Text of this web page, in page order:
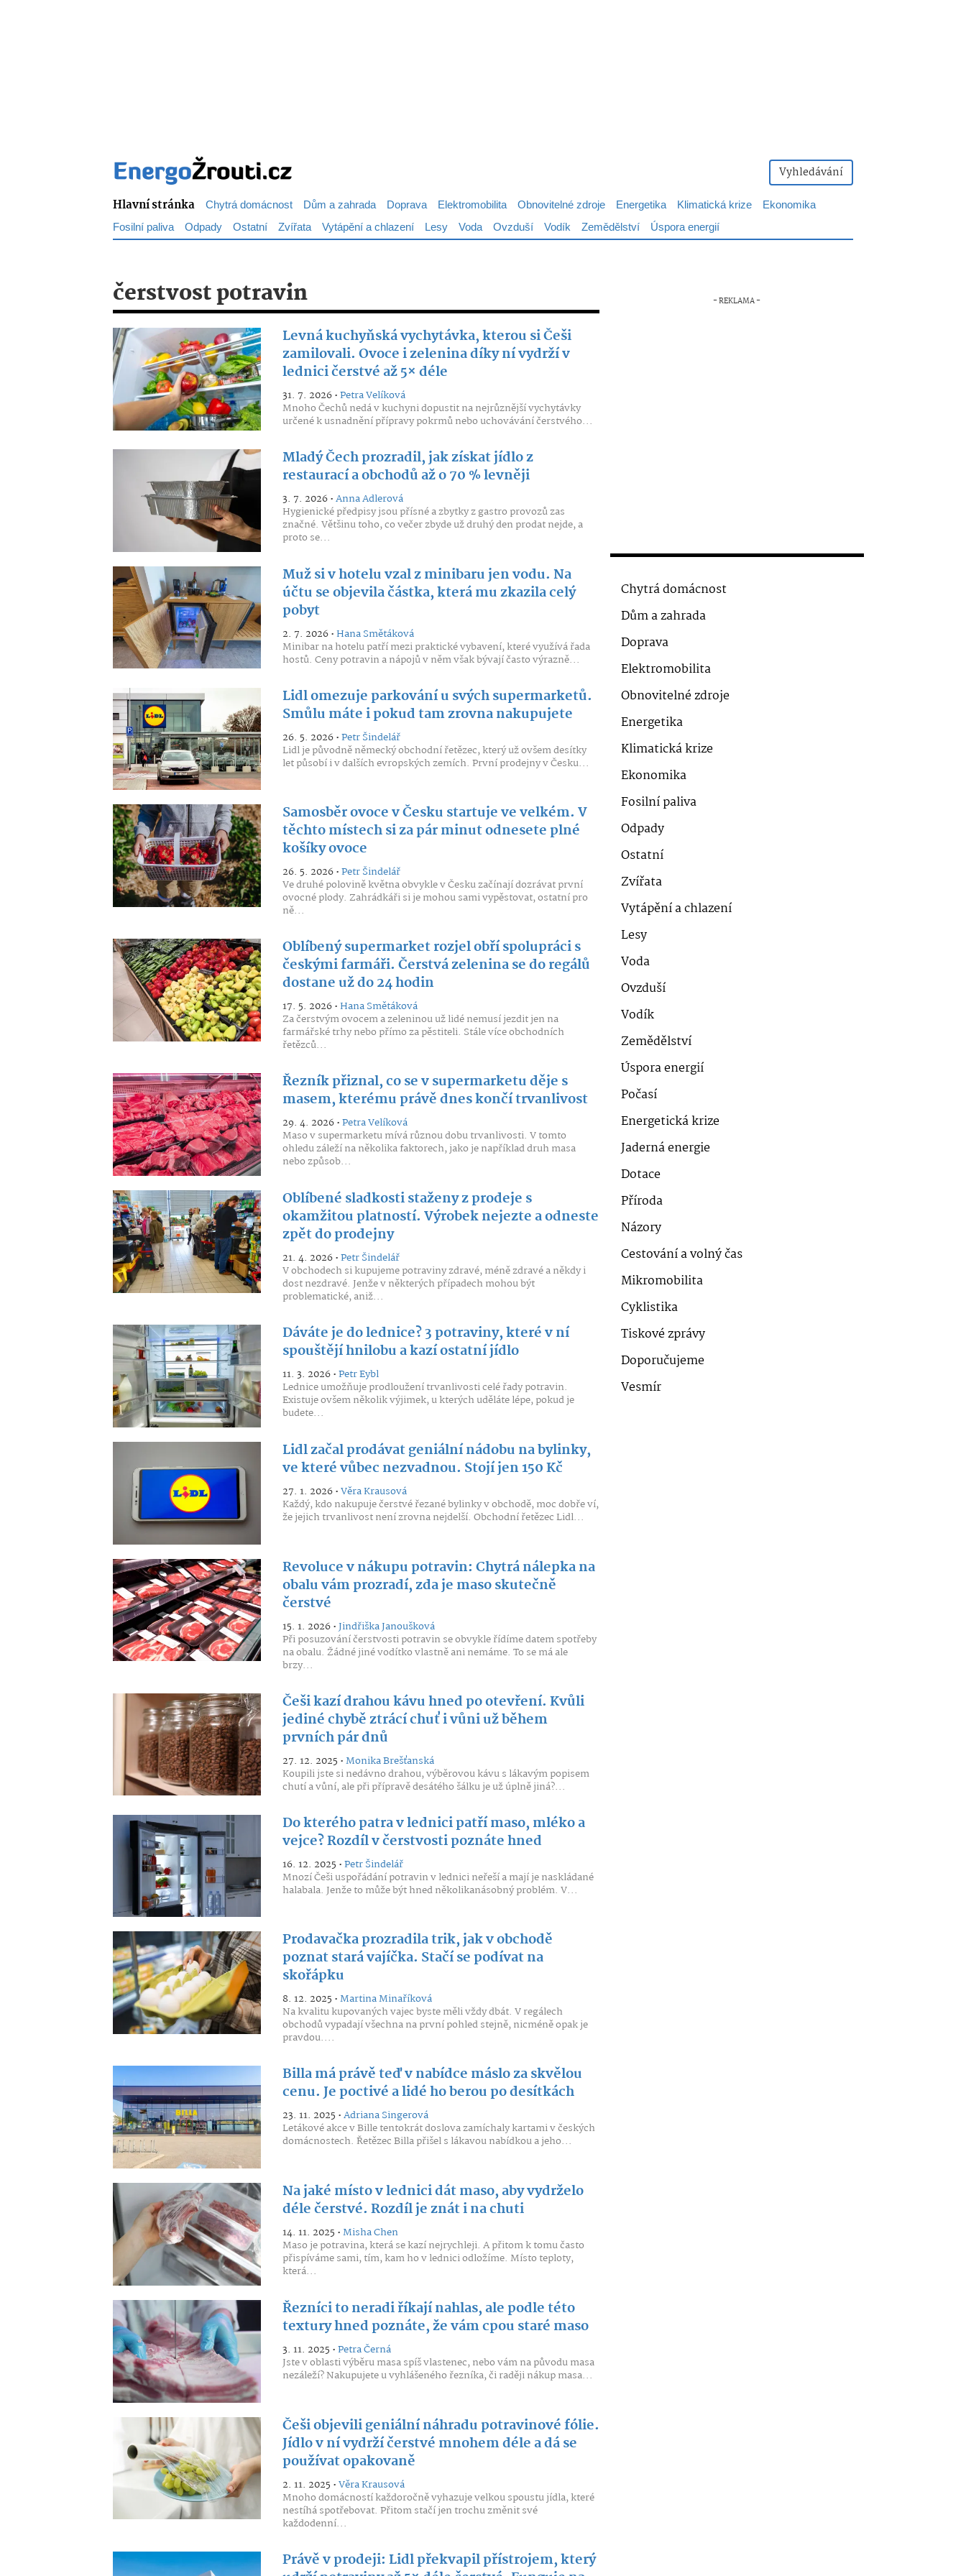
Vyhledávání
Hlavní stránka Chytrá domácnost Dům a zahrada Doprava Elektromobilita Obnovitelné zdroje Energetika Klimatická krize
Ekonomika
Fosilní paliva Odpady Ostatní Zvířata Vytápění a chlazení Lesy Voda Ovzduší Vodík Zemědělství Úspora energií
čerstvost potravin
Levná kuchyňská vychytávka, kterou si Češi
zamilovali. Ovoce i zelenina díky ní vydrží v
lednici čerstvé až 5× déle
31. 7. 2026 •Petra Velíková
Mnoho Čechů nedá v kuchyni dopustit na nejrůznější vychytávky
určené k usnadnění přípravy pokrmů nebo uchovávání čerstvého...
Mladý Čech prozradil, jak získat jídlo z
restaurací a obchodů až o 70 % levněji
3. 7. 2026 •Anna Adlerová
Hygienické předpisy jsou přísné a zbytky z gastro provozů zas
značné. Většinu toho, co večer zbyde už druhý den prodat nejde, a
proto se...
Muž si v hotelu vzal z minibaru jen vodu. Na
účtu se objevila částka, která mu zkazila celý
pobyt
2. 7. 2026 •Hana Smětáková
Minibar na hotelu patří mezi praktické vybavení, které využívá řada
hostů. Ceny potravin a nápojů v něm však bývají často výrazně...
Lidl omezuje parkování u svých supermarketů.
Smůlu máte i pokud tam zrovna nakupujete
26. 5. 2026 •Petr Šindelář
Lidl je původně německý obchodní řetězec, který už ovšem desítky
let působí i v dalších evropských zemích. První prodejny v Česku...
Samosběr ovoce v Česku startuje ve velkém. V
těchto místech si za pár minut odnesete plné
košíky ovoce
26. 5. 2026 •Petr Šindelář
Ve druhé polovině května obvykle v Česku začínají dozrávat první
ovocné plody. Zahrádkáři si je mohou sami vypěstovat, ostatní pro
ně...
Oblíbený supermarket rozjel obří spolupráci s
českými farmáři. Čerstvá zelenina se do regálů
dostane už do 24 hodin
17. 5. 2026 •Hana Smětáková
Za čerstvým ovocem a zeleninou už lidé nemusí jezdit jen na
farmářské trhy nebo přímo za pěstiteli. Stále více obchodních
řetězců...
Řezník přiznal, co se v supermarketu děje s
masem, kterému právě dnes končí trvanlivost
29. 4. 2026 •Petra Velíková
Maso v supermarketu mívá různou dobu trvanlivosti. V tomto
ohledu záleží na několika faktorech, jako je například druh masa
nebo způsob...
Oblíbené sladkosti staženy z prodeje s
okamžitou platností. Výrobek nejezte a odneste
zpět do prodejny
21. 4. 2026 •Petr Šindelář
V obchodech si kupujeme potraviny zdravé, méně zdravé a někdy i
dost nezdravé. Jenže v některých případech mohou být
problematické, aniž...
Dáváte je do lednice? 3 potraviny, které v ní
spouštějí hnilobu a kazí ostatní jídlo
11. 3. 2026 •Petr Eybl
Lednice umožňuje prodloužení trvanlivosti celé řady potravin.
Existuje ovšem několik výjimek, u kterých uděláte lépe, pokud je
budete...
Lidl začal prodávat geniální nádobu na bylinky,
ve které vůbec nezvadnou. Stojí jen 150 Kč
27. 1. 2026 •Věra Krausová
Každý, kdo nakupuje čerstvé řezané bylinky v obchodě, moc dobře ví,
že jejich trvanlivost není zrovna nejdelší. Obchodní řetězec Lidl...
Revoluce v nákupu potravin: Chytrá nálepka na
obalu vám prozradí, zda je maso skutečně
čerstvé
15. 1. 2026 •Jindřiška Janoušková
Při posuzování čerstvosti potravin se obvykle řídíme datem spotřeby
na obalu. Žádné jiné vodítko vlastně ani nemáme. To se má ale
brzy...
Češi kazí drahou kávu hned po otevření. Kvůli
jediné chybě ztrácí chuť i vůni už během
prvních pár dnů
27. 12. 2025 •Monika Brešťanská
Koupili jste si nedávno drahou, výběrovou kávu s lákavým popisem
chutí a vůní, ale při přípravě desátého šálku je už úplně jiná?...
Do kterého patra v lednici patří maso, mléko a
vejce? Rozdíl v čerstvosti poznáte hned
16. 12. 2025 •Petr Šindelář
Mnozí Češi uspořádání potravin v lednici neřeší a mají je naskládané
halabala. Jenže to může být hned několikanásobný problém. V...
Prodavačka prozradila trik, jak v obchodě
poznat stará vajíčka. Stačí se podívat na
skořápku
8. 12. 2025 •Martina Minaříková
Na kvalitu kupovaných vajec byste měli vždy dbát. V regálech
obchodů vypadají všechna na první pohled stejně, nicméně opak je
pravdou....
Billa má právě teď v nabídce máslo za skvělou
cenu. Je poctivé a lidé ho berou po desítkách
23. 11. 2025 •Adriana Singerová
Letákové akce v Bille tentokrát doslova zamíchaly kartami v českých
domácnostech. Řetězec Billa přišel s lákavou nabídkou a jeho...
Na jaké místo v lednici dát maso, aby vydrželo
déle čerstvé. Rozdíl je znát i na chuti
14. 11. 2025 •Misha Chen
Maso je potravina, která se kazí nejrychleji. A přitom k tomu často
přispíváme sami, tím, kam ho v lednici odložíme. Místo teploty,
která...
Řezníci to neradi říkají nahlas, ale podle této
textury hned poznáte, že vám cpou staré maso
3. 11. 2025 •Petra Černá
Jste v oblasti výběru masa spíš vlastenec, nebo vám na původu masa
nezáleží? Nakupujete u vyhlášeného řezníka, či raději nákup masa...
Češi objevili geniální náhradu potravinové fólie.
Jídlo v ní vydrží čerstvé mnohem déle a dá se
používat opakovaně
2. 11. 2025 •Věra Krausová
Mnoho domácností každoročně vyhazuje velkou spoustu jídla, které
nestíhá spotřebovat. Přitom stačí jen trochu změnit své
každodenní...
Právě v prodeji: Lidl překvapil přístrojem, který
Chytrá domácnost
Dům a zahrada
Doprava
Elektromobilita
Obnovitelné zdroje
Energetika
Klimatická krize
Ekonomika
Fosilní paliva
Odpady
Ostatní
Zvířata
Vytápění a chlazení
Lesy
Voda
Ovzduší
Vodík
Zemědělství
Úspora energií
Počasí
Energetická krize
Jaderná energie
Dotace
Příroda
Názory
Cestování a volný čas
Mikromobilita
Cyklistika
Tiskové zprávy
Doporučujeme
Vesmír